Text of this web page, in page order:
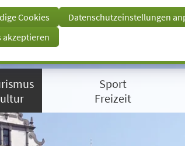
Cookies
Datenschutzeinstellungen
akzeptieren
Sport
Freizeit